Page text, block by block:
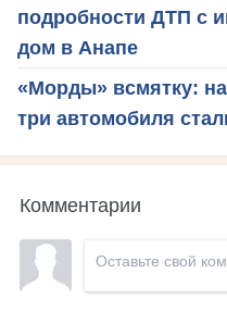
подробности ДТП с
дом в Анапе
«Морды» всмятку:
три автомобиля
Комментарии